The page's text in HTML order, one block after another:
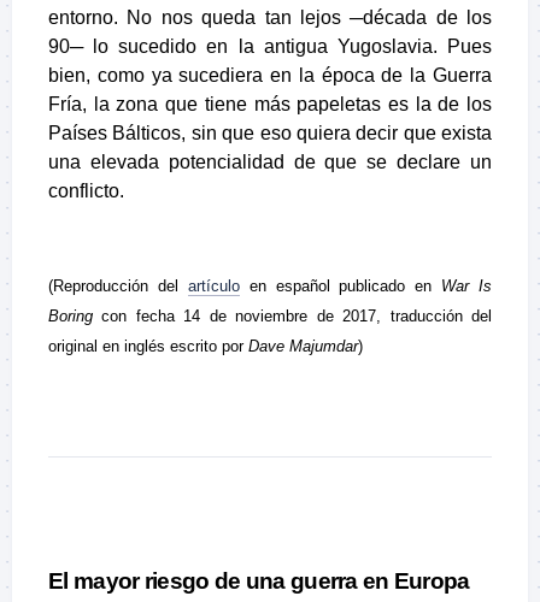
entorno. No nos queda tan lejos ─década de los
90─ lo sucedido en la antigua Yugoslavia. Pues
bien, como ya sucediera en la época de la Guerra
Fría, la zona que tiene más papeletas es la de los
Países Bálticos, sin que eso quiera decir que exista
una elevada potencialidad de que se declare un
conflicto.
(Reproducción del artículoen español publicado en War Is
Boring con fecha 14 de noviembre de 2017, traducción del
original en inglés escrito por Dave Majumdar)
El mayor riesgo de una guerra en Europa